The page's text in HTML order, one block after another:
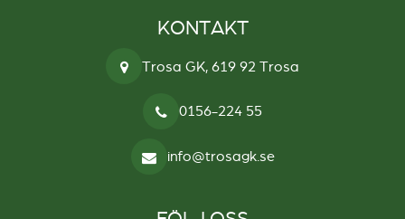
KONTAKT
Trosa GK, 619 92 Trosa
0156-224 55
info@trosagk.se